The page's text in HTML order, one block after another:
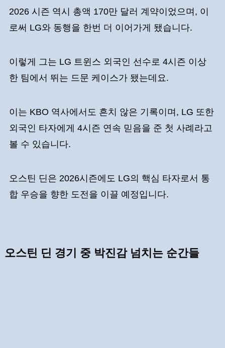
2026 시즌 역시 총액 170만 달러 계약이었으며, 이
로써 LG와 동행을 한번 더 이어가게 됐습니다.
이렇게 그는 LG 트윈스 외국인 선수로 4시즌 이상
한 팀에서 뛰는 드문 케이스가 됐는데요.
이는 KBO 역사에서도 흔치 않은 기록이며, LG 또한
외국인 타자에게 4시즌 연속 믿음을 준 첫 사례라고
볼 수 있습니다.
오스틴 딘은 2026시즌에도 LG의 핵심 타자로서 통
합 우승을 향한 도전을 이끌 예정입니다.
오스틴 딘 경기 중 박진감 넘치는 순간들